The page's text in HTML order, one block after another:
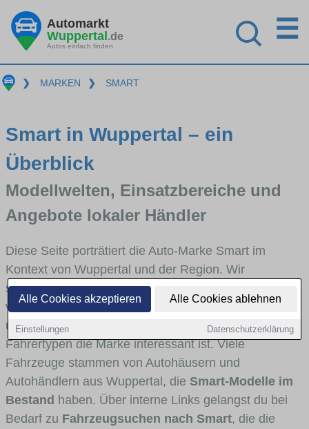
Alle Cookies akzeptieren Alle Cookies ablehnen
Einstellungen Datenschutzerklärung
Automarkt
Wuppertal.de
Autos einfach finden
☰
❯ MARKEN ❯ SMART
Smart in Wuppertal – ein
Überblick
Modellwelten, Einsatzbereiche und
Angebote lokaler Händler
Diese Seite porträtiert die Auto-Marke Smart im
Kontext von Wuppertal und der Region. Wir
skizzieren, in welchen Fahrzeugklassen Smart stark
vertreten ist, welche Modellreihen häufig im Stadt-
und Umlandverkehr zu sehen sind und für welche
Fahrertypen die Marke interessant ist. Viele
Fahrzeuge stammen von Autohäusern und
Autohändlern aus Wuppertal, die Smart-Modelle im
Bestand haben. Über interne Links gelangst du bei
Bedarf zu Fahrzeugsuchen nach Smart, die die